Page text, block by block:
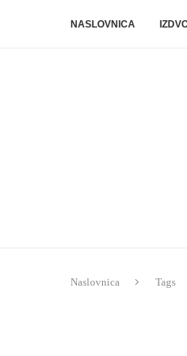
NASLOVNICA
Naslovnica Tags